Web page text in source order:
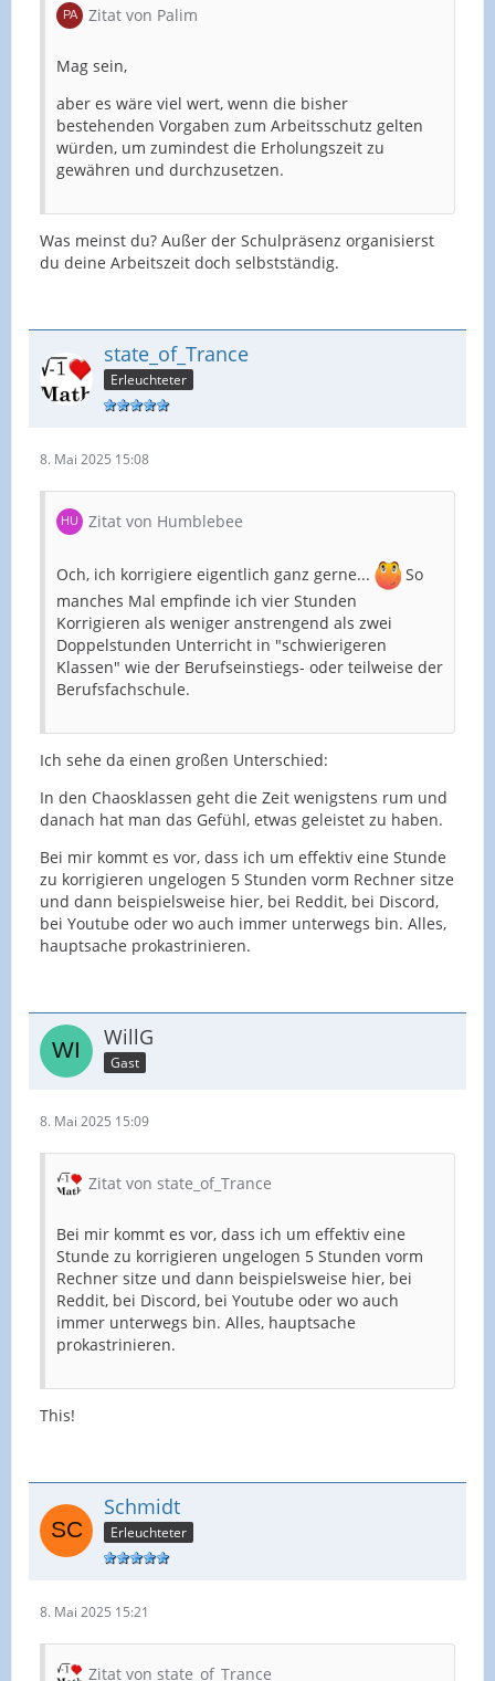
Zitat von Palim
Mag sein,
aber es wäre viel wert, wenn die bisher
bestehenden Vorgaben zum Arbeitsschutz gelten
würden, um zumindest die Erholungszeit zu
gewähren und durchzusetzen.
Was meinst du? Außer der Schulpräsenz organisierst
du deine Arbeitszeit doch selbstständig.
state_of_Trance
Erleuchteter
8. Mai 2025 15:08
Zitat von Humblebee
Och, ich korrigiere eigentlich ganz gerne...
So
manches Mal empfinde ich vier Stunden
Korrigieren als weniger anstrengend als zwei
Doppelstunden Unterricht in "schwierigeren
Klassen" wie der Berufseinstiegs- oder teilweise der
Berufsfachschule.
Ich sehe da einen großen Unterschied:
In den Chaosklassen geht die Zeit wenigstens rum und
danach hat man das Gefühl, etwas geleistet zu haben.
Bei mir kommt es vor, dass ich um effektiv eine Stunde
zu korrigieren ungelogen 5 Stunden vorm Rechner sitze
und dann beispielsweise hier, bei Reddit, bei Discord,
bei Youtube oder wo auch immer unterwegs bin. Alles,
hauptsache prokastrinieren.
WillG
Gast
8. Mai 2025 15:09
Zitat von state_of_Trance
Bei mir kommt es vor, dass ich um effektiv eine
Stunde zu korrigieren ungelogen 5 Stunden vorm
Rechner sitze und dann beispielsweise hier, bei
Reddit, bei Discord, bei Youtube oder wo auch
immer unterwegs bin. Alles, hauptsache
prokastrinieren.
This!
Schmidt
Erleuchteter
8. Mai 2025 15:21
Zitat von state_of_Trance